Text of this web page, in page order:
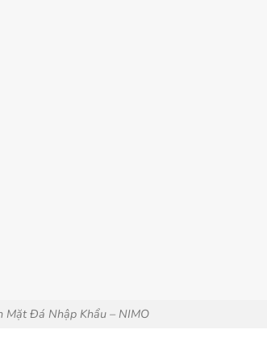
Mặt Đá Nhập Khẩu – NIMO